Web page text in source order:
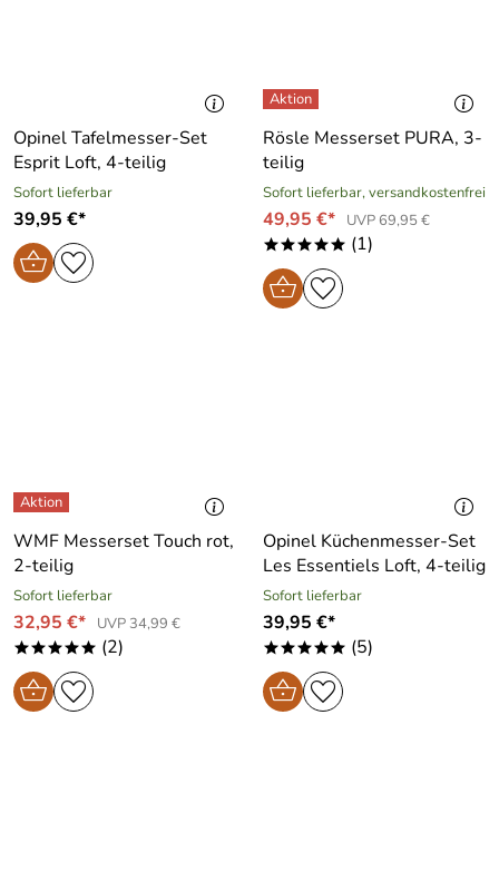
Opinel Tafelmesser-Set
Esprit Loft, 4-teilig
Sofort lieferbar
39,95 €*
Rösle Messerset PURA, 3-
teilig
Sofort lieferbar, versandkostenfrei
49,95 €* UVP 69,95 €
***** (1)
WMF Messerset Touch rot,
2-teilig
Sofort lieferbar
32,95 €* UVP 34,99 €
***** (2)
Opinel Küchenmesser-Set
Les Essentiels Loft, 4-teilig
Sofort lieferbar
39,95 €*
***** (5)